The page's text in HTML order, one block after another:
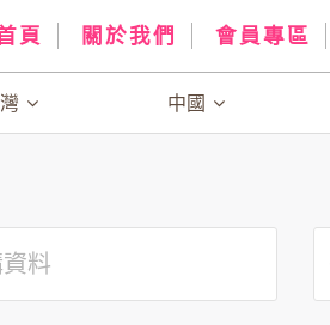
頁 關於我們 會員專區
中國
料